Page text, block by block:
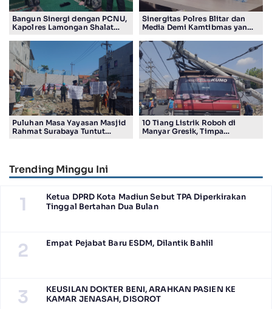
Bangun Sinergi dengan PCNU,
Kapolres Lamongan Shalat
Pengurus
Sinergitas Polres Blitar dan
Media Demi Kamtibmas yang
Puluhan Masa Yayasan Masjid
Rahmat Surabaya Tuntut
10 Tiang Listrik Roboh di
Manyar Gresik, Timpa
Trending Minggu Ini
1
Ketua DPRD Kota Madiun Sebut TPA Diperkirakan
Tinggal Bertahan Dua Bulan
2 Empat Pejabat Baru ESDM, Dilantik Bahlil
3
KEUSILAN DOKTER BENI, ARAHKAN PASIEN KE
KAMAR JENASAH, DISOROT